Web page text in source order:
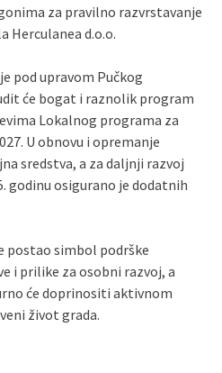
za pravilno razvrstavanje
Herculanea d.o.o.
pod upravom Pučkog
će bogat i raznolik program
Lokalnog programa za
U obnovu i opremanje
sredstva, a za daljnji razvoj
godinu osigurano je dodatnih
postao simbol podrške
i prilike za osobni razvoj, a
će doprinositi aktivnom
život grada.